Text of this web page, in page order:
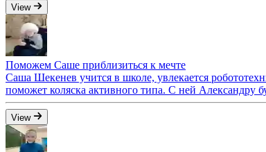
View
Поможем Саше приблизиться к мечте
Саша Шекенев учится в школе, увлекается
поможет коляска активного типа. С ней Александру
View